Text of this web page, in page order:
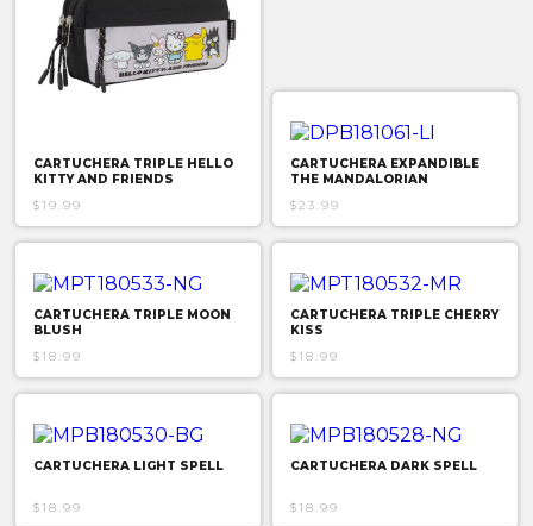
CARTUCHERA TRIPLE HELLO
KITTY AND FRIENDS
$19.99
CARTUCHERA EXPANDIBLE
THE MANDALORIAN
$23.99
CARTUCHERA TRIPLE MOON
BLUSH
$18.99
CARTUCHERA TRIPLE CHERRY
KISS
$18.99
CARTUCHERA LIGHT SPELL
$18.99
CARTUCHERA DARK SPELL
$18.99